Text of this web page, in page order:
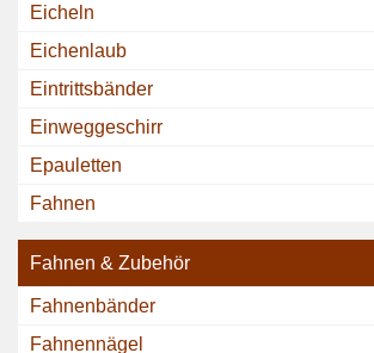
Eicheln
Eichenlaub
Eintrittsbänder
Einweggeschirr
Epauletten
Fahnen
Fahnen & Zubehör
Fahnenbänder
Fahnennägel